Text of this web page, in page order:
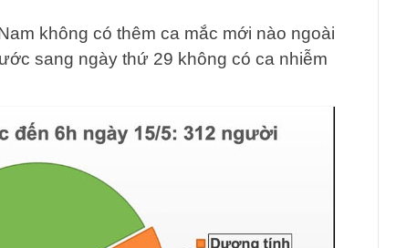
không có thêm ca mắc mới nào ngoài
sang ngày thứ 29 không có ca nhiễm